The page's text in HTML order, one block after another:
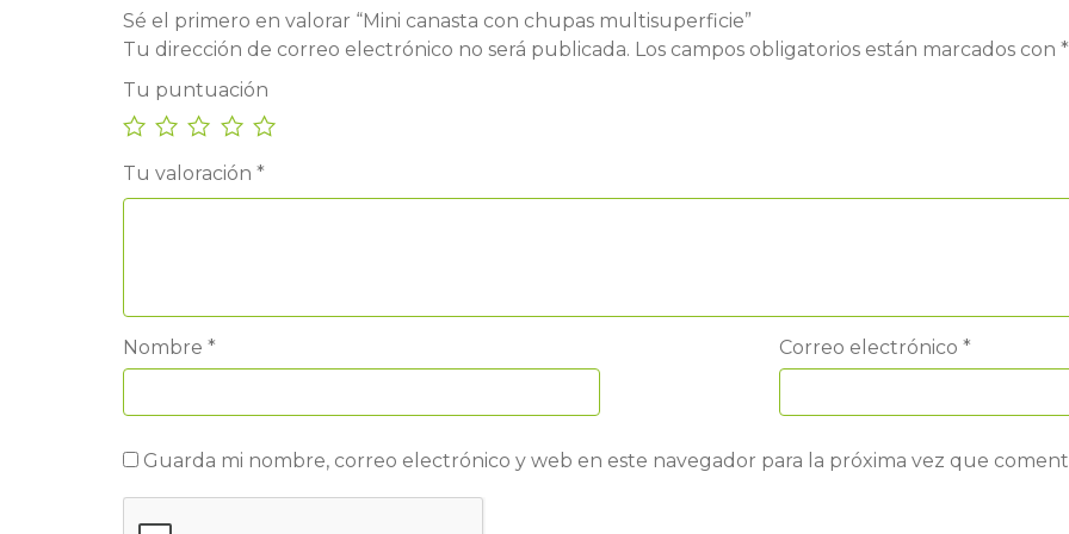
Sé el primero en valorar “Mini canasta con chupas multisuperficie”
Tu dirección de correo electrónico no será publicada. Los campos obligatorios están marcados con *
Tu puntuación
Tu valoración *
Nombre * Correo electrónico*
Guarda mi nombre, correo electrónico y web en este navegador para la próxima vez que